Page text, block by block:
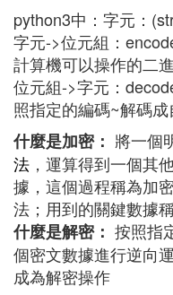
python3中：字元：
字元->位元組：
計算機可以操作的二
位元組->字元：
照指定的編碼~解碼
什麼是加密： 將一個
法 ，運算得到一個其
據，這個過程稱為加
法；用到的關鍵數據
什麼是解密： 按照指
個密文數據進行逆向
成為解密操作